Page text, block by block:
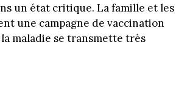
un état critique. La famille et les
une campagne de vaccination
maladie se transmette très